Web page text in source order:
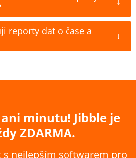
reporty dat o čase a
↓
minutu! Jibble je
ZDARMA.
s nejlepším softwarem pro